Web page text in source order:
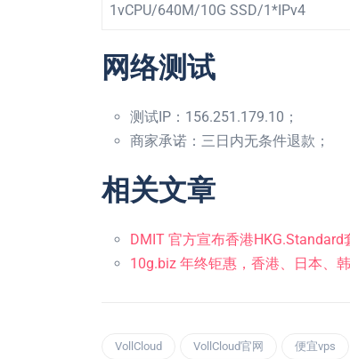
1vCPU/640M/10G SSD/1*IPv4
网络测试
测试IP：156.251.179.10；
商家承诺：三日内无条件退款；
相关文章
DMIT 官方宣布香港
10g.biz 年终钜惠，香港、日本、
VollCloud VollCloud官网 便宜vps